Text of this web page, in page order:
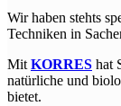
Wir haben stehts
Techniken in
Mit KORRES hat
natürliche und
bietet.